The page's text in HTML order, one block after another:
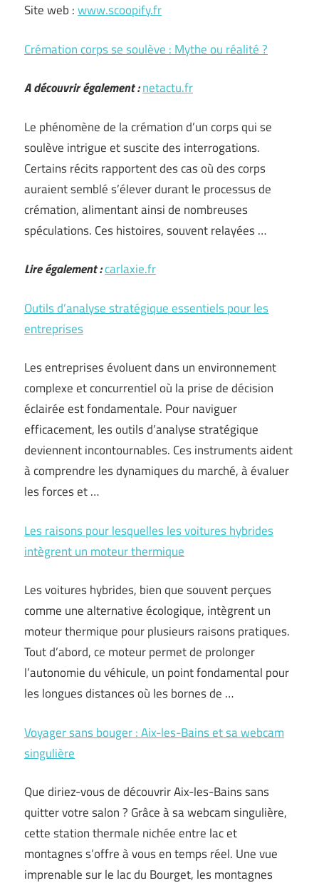
Site web :www.scoopify.fr
Crémation corps se soulève : Mythe ou réalité ?
A découvrir également :netactu.fr
Le phénomène de la crémation d’un corps qui se
soulève intrigue et suscite des interrogations.
Certains récits rapportent des cas où des corps
auraient semblé s’élever durant le processus de
crémation, alimentant ainsi de nombreuses
spéculations. Ces histoires, souvent relayées …
Lire également :carlaxie.fr
Outils d’analyse stratégique essentiels pour les
entreprises
Les entreprises évoluent dans un environnement
complexe et concurrentiel où la prise de décision
éclairée est fondamentale. Pour naviguer
efficacement, les outils d’analyse stratégique
deviennent incontournables. Ces instruments aident
à comprendre les dynamiques du marché, à évaluer
les forces et …
Les raisons pour lesquelles les voitures hybrides
intègrent un moteur thermique
Les voitures hybrides, bien que souvent perçues
comme une alternative écologique, intègrent un
moteur thermique pour plusieurs raisons pratiques.
Tout d’abord, ce moteur permet de prolonger
l’autonomie du véhicule, un point fondamental pour
les longues distances où les bornes de …
Voyager sans bouger : Aix-les-Bains et sa webcam
singulière
Que diriez-vous de découvrir Aix-les-Bains sans
quitter votre salon ? Grâce à sa webcam singulière,
cette station thermale nichée entre lac et
montagnes s’offre à vous en temps réel. Une vue
imprenable sur le lac du Bourget, les montagnes